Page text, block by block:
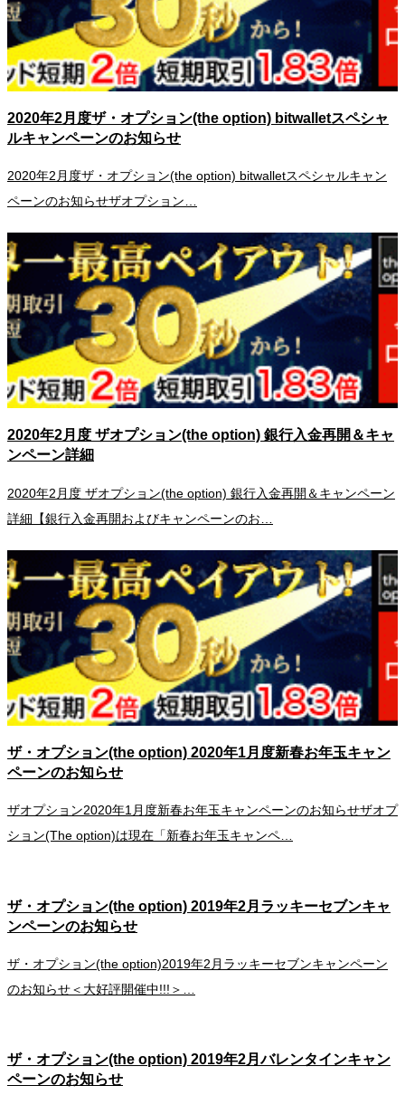
2020年2月度ザ・オプション(the option) bitwalletスペシャ
ルキャンペーンのお知らせ
2020年2月度ザ・オプション(the option) bitwalletスペシャルキャン
ペーンのお知らせザオプション…
2020年2月度 ザオプション(the option) 銀行入金再開＆キャ
ンペーン詳細
2020年2月度 ザオプション(the option) 銀行入金再開＆キャンペーン
詳細【銀行入金再開およびキャンペーンのお…
ザ・オプション(the option) 2020年1月度新春お年玉キャン
ペーンのお知らせ
ザオプション2020年1月度新春お年玉キャンペーンのお知らせザオプ
ション(The option)は現在「新春お年玉キャンペ…
ザ・オプション(the option) 2019年2月ラッキーセブンキャ
ンペーンのお知らせ
ザ・オプション(the option)2019年2月ラッキーセブンキャンペーン
のお知らせ＜大好評開催中!!!＞…
ザ・オプション(the option) 2019年2月バレンタインキャン
ペーンのお知らせ